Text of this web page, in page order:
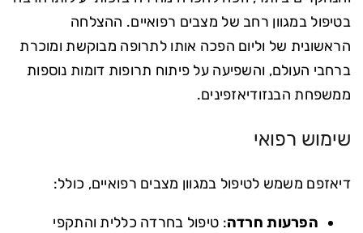
בטיפול במגוון רחב של מצבים רפואיים. ההצלחה
הראשונית של וליום הפכה אותו לתרופה מבוקשת ומוכרת
ברחבי העולם, והשפיעה על פיתוח תרופות דומות נוספות
ממשפחת הבנזודיאזפינים.
שימוש רפואי
דיאזפם משמש לטיפול במגוון מצבים רפואיים, כולל:
הפרעות חרדה: טיפול בחרדה כללית והתקפי